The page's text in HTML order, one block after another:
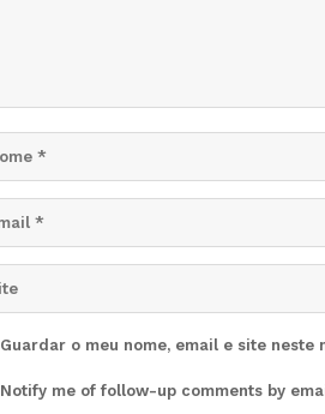
Guardar o meu nome, email e site
Notify me of follow-up comments by